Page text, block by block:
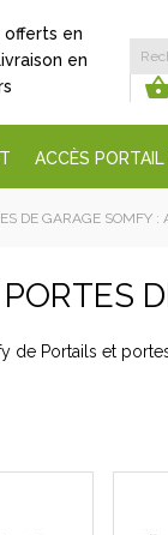
offerts en
en
ACCÈS
DE GARAGE SOMFY :
de Portails et